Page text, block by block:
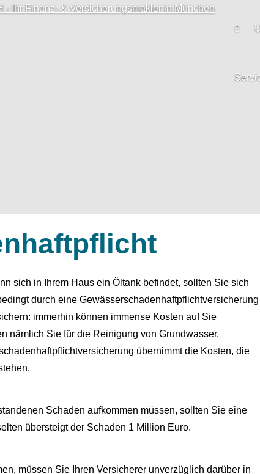
sich in Ihrem Haus ein Öltank befindet, sollten Sie sich
durch eine Gewässerschadenhaftpflichtversicherung
immerhin können immense Kosten auf Sie
nämlich Sie für die Reinigung von Grundwasser,
übernimmt die Kosten, die
Schaden aufkommen müssen, sollten Sie eine
übersteigt der Schaden 1 Million Euro.
müssen Sie Ihren Versicherer unverzüglich darüber in